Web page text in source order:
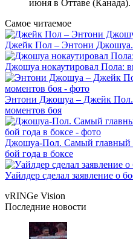
июня в Оттаве (Канада).
Самое читаемое
Джейк Пол – Энтони Джошуа.
Джошуа нокаутировал Пола:
Энтони Джошуа – Джейк Пол.
моментов боя
Джошуа-Пол. Самый главный
бой года в боксе
Уайлдер сделал заявление о
vRINGe Vision
Последние новости